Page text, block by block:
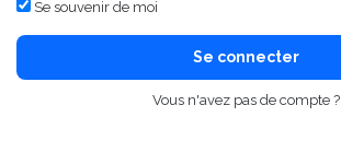
Se souvenir de moi
Se connecter
Vous n'avez pas de compte ?